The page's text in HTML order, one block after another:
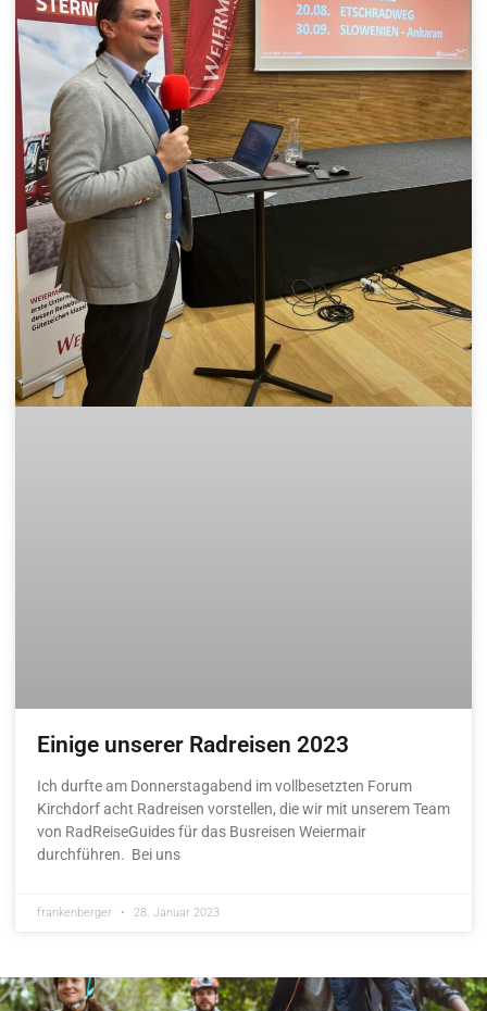
Einige unserer Radreisen 2023
Ich durfte am Donnerstagabend im vollbesetzten Forum
Kirchdorf acht Radreisen vorstellen, die wir mit unserem Team
von RadReiseGuides für das Busreisen Weiermair
durchführen. Bei uns
frankenberger 28. Januar 2023